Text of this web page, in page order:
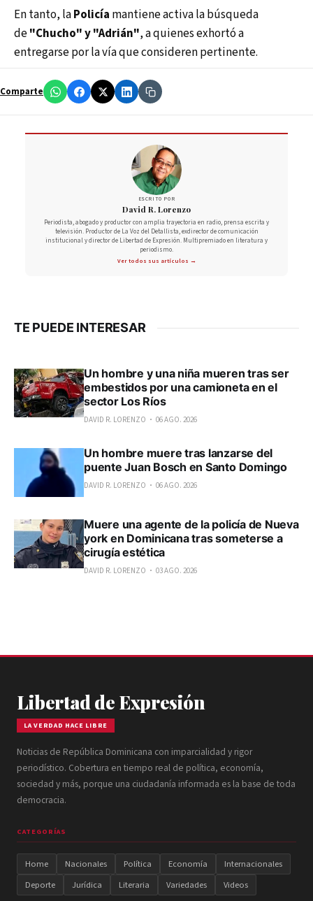
En tanto, laPolicía mantiene activa la búsqueda
de"Chucho" y "Adrián", a quienes exhortó a
entregarse por la vía que consideren pertinente.
Comparte
ESCRITO POR
David R. Lorenzo
Periodista, abogado y productor con amplia trayectoria en radio, prensa escrita y
televisión. Productor de La Voz del Detallista, exdirector de comunicación
institucional y director de Libertad de Expresión. Multipremiado en literatura y
periodismo.
Ver todos sus artículos →
TE PUEDE INTERESAR
Un hombre y una niña mueren tras ser
embestidos por una camioneta en el
sector Los Ríos
DAVID R. LORENZO 06 AGO. 2026
Un hombre muere tras lanzarse del
puente Juan Bosch en Santo Domingo
DAVID R. LORENZO 06 AGO. 2026
Muere una agente de la policía de Nueva
york en Dominicana tras someterse a
cirugía estética
DAVID R. LORENZO 03 AGO. 2026
Libertad de Expresión
LA VERDAD HACE LIBRE
Noticias de República Dominicana con imparcialidad y rigor
periodístico. Cobertura en tiempo real de política, economía,
sociedad y más, porque una ciudadanía informada es la base de toda
democracia.
CATEGORÍAS
Home Nacionales Política Economía
Internacionales
Deporte
Jurídica Literaria Variedades Videos